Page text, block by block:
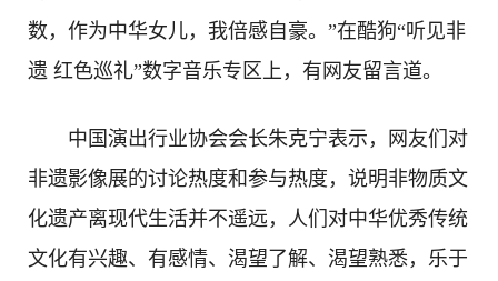
数，作为中华女儿，我倍感自豪。”在酷狗“听见非
遗 红色巡礼”数字音乐专区上，有网友留言道。
中国演出行业协会会长朱克宁表示，网友们对
非遗影像展的讨论热度和参与热度，说明非物质文
化遗产离现代生活并不遥远，人们对中华优秀传统
文化有兴趣、有感情、渴望了解、渴望熟悉，乐于